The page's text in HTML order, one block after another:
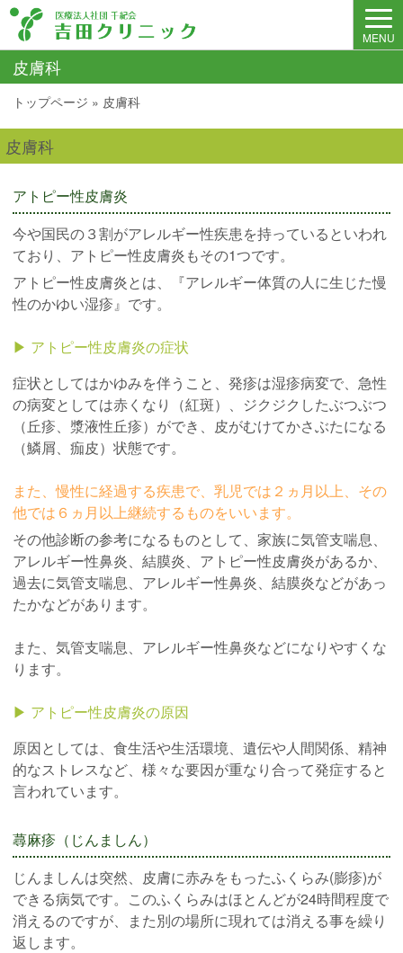
MENU
皮膚科
トップページ » 皮膚科
皮膚科
アトピー性皮膚炎
今や国民の３割がアレルギー性疾患を持っているといわれ
ており、アトピー性皮膚炎もその1つです。
アトピー性皮膚炎とは、『アレルギー体質の人に生じた慢
性のかゆい湿疹』です。
▶︎ アトピー性皮膚炎の症状
症状としてはかゆみを伴うこと、発疹は湿疹病変で、急性
の病変としては赤くなり（紅斑）、ジクジクしたぶつぶつ
（丘疹、漿液性丘疹）ができ、皮がむけてかさぶたになる
（鱗屑、痂皮）状態です。
また、慢性に経過する疾患で、乳児では２ヵ月以上、その
他では６ヵ月以上継続するものをいいます。
その他診断の参考になるものとして、家族に気管支喘息、
アレルギー性鼻炎、結膜炎、アトピー性皮膚炎があるか、
過去に気管支喘息、アレルギー性鼻炎、結膜炎などがあっ
たかなどがあります。
また、気管支喘息、アレルギー性鼻炎などになりやすくな
ります。
▶︎ アトピー性皮膚炎の原因
原因としては、食生活や生活環境、遺伝や人間関係、精神
的なストレスなど、様々な要因が重なり合って発症すると
言われています。
蕁麻疹（じんましん）
じんましんは突然、皮膚に赤みをもったふくらみ(膨疹)が
できる病気です。このふくらみはほとんどが24時間程度で
消えるのですが、また別の場所に現れては消える事を繰り
返します。